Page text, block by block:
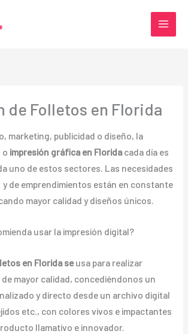
de Folletos en Florida
marketing, publicidad o diseño, la
o impresión gráfica en Floridacada día es
uno de estos sectores. Las necesidades
y de emprendimientos están en constante
mayor calidad y diseños únicos.
usar la impresión digital?
en Florida seusa para realizar
mayor calidad, concediéndonos un
y directo desde un archivo digital
etc., con colores vivos e impactantes
llamativo e innovador.